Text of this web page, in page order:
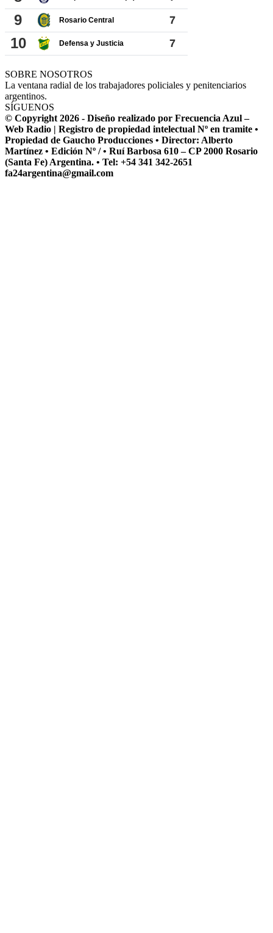
SOBRE NOSOTROS
La ventana radial de los trabajadores policiales y penitenciarios
argentinos.
SÍGUENOS
© Copyright 2026 - Diseño realizado por Frecuencia Azul –
Web Radio | Registro de propiedad intelectual Nº en tramite •
Propiedad de Gaucho Producciones • Director: Alberto
Martínez • Edición Nº / • Ruí Barbosa 610 – CP 2000 Rosario
(Santa Fe) Argentina. • Tel: +54 341 342-2651
fa24argentina@gmail.com